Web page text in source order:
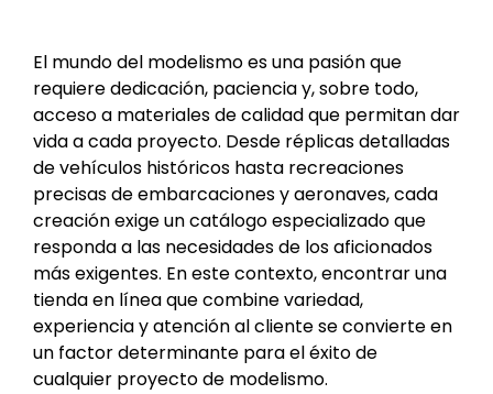
El mundo del modelismo es una pasión que
requiere dedicación, paciencia y, sobre todo,
acceso a materiales de calidad que permitan dar
vida a cada proyecto. Desde réplicas detalladas
de vehículos históricos hasta recreaciones
precisas de embarcaciones y aeronaves, cada
creación exige un catálogo especializado que
responda a las necesidades de los aficionados
más exigentes. En este contexto, encontrar una
tienda en línea que combine variedad,
experiencia y atención al cliente se convierte en
un factor determinante para el éxito de
cualquier proyecto de modelismo.